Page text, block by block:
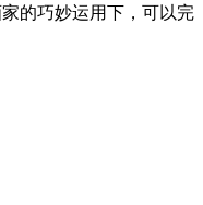
的巧妙运用下，可以完